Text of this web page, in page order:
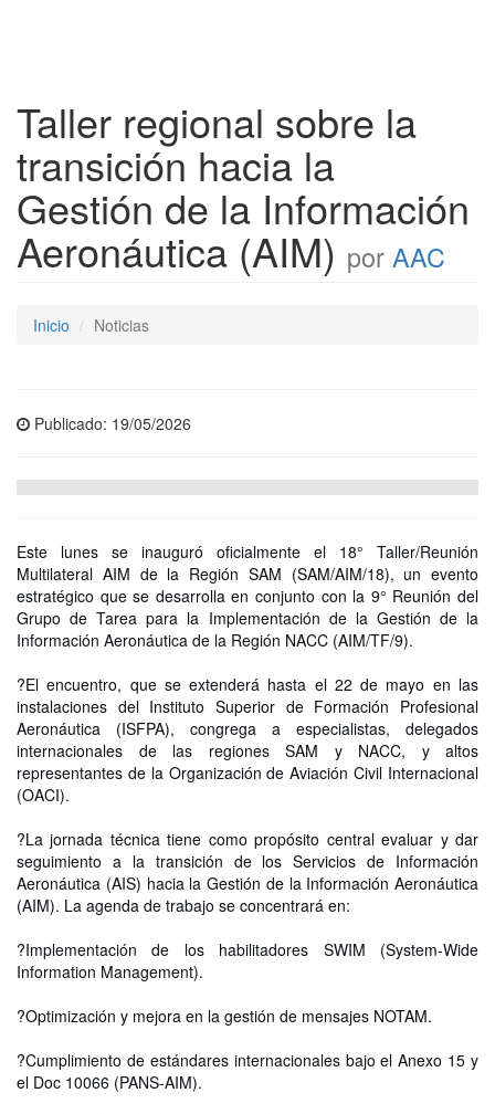
Taller regional sobre la
transición hacia la
Gestión de la Información
Aeronáutica (AIM) por AAC
Inicio Noticias
Publicado: 19/05/2026
Este lunes se inauguró oficialmente el 18° Taller/Reunión
Multilateral AIM de la Región SAM (SAM/AIM/18), un evento
estratégico que se desarrolla en conjunto con la 9° Reunión del
Grupo de Tarea para la Implementación de la Gestión de la
Información Aeronáutica de la Región NACC (AIM/TF/9).
?El encuentro, que se extenderá hasta el 22 de mayo en las
instalaciones del Instituto Superior de Formación Profesional
Aeronáutica (ISFPA), congrega a especialistas, delegados
internacionales de las regiones SAM y NACC, y altos
representantes de la Organización de Aviación Civil Internacional
(OACI).
?La jornada técnica tiene como propósito central evaluar y dar
seguimiento a la transición de los Servicios de Información
Aeronáutica (AIS) hacia la Gestión de la Información Aeronáutica
(AIM). La agenda de trabajo se concentrará en:
?Implementación de los habilitadores SWIM (System-Wide
Information Management).
?Optimización y mejora en la gestión de mensajes NOTAM.
?Cumplimiento de estándares internacionales bajo el Anexo 15 y
el Doc 10066 (PANS-AIM).